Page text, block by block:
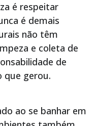
é respeitar
é demais
não têm
e coleta de
de
que gerou.
ao se banhar em